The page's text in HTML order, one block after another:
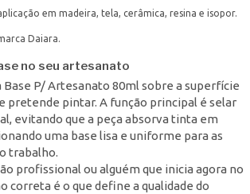
em madeira, tela, cerâmica, resina e isopor.
Daiara.
no seu artesanato
Base P/ Artesanato 80ml sobre a superfície
pretende pintar. A função principal é selar
evitando que a peça absorva tinta em
uma base lisa e uniforme para as
trabalho.
profissional ou alguém que inicia agora no
correta é o que define a qualidade do